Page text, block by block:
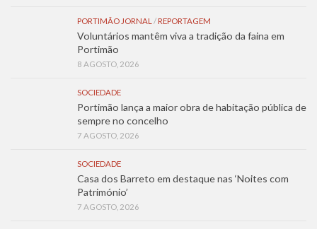
PORTIMÃO JORNAL / REPORTAGEM
Voluntários mantêm viva a tradição da faina em
Portimão
8 AGOSTO, 2026
SOCIEDADE
Portimão lança a maior obra de habitação pública de
sempre no concelho
7 AGOSTO, 2026
SOCIEDADE
Casa dos Barreto em destaque nas ‘Noites com
Património’
7 AGOSTO, 2026